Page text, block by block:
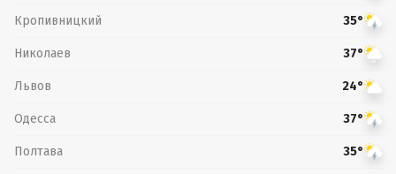
Кропивницкий 35°
Николаев 37°
Львов 24°
Одесса 37°
Полтава 35°